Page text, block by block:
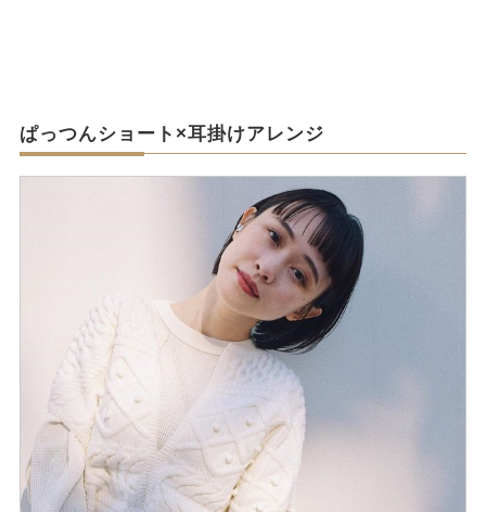
ぱっつんショート×耳掛けアレンジ